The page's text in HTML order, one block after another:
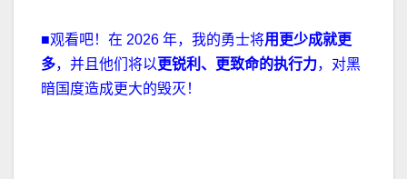
■观看吧！在 2026 年，我的勇士将用更少成就更
多，并且他们将以更锐利、更致命的执行力，对黑
暗国度造成更大的毁灭！